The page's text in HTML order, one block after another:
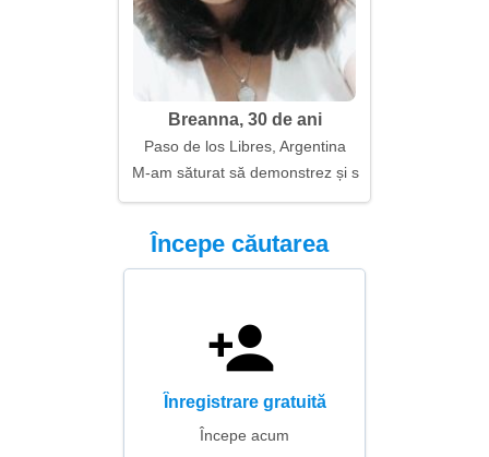
Breanna, 30 de ani
Paso de los Libres, Argentina
M-am săturat să demonstrez și să conving
Începe căutarea
Înregistrare gratuită
Începe acum